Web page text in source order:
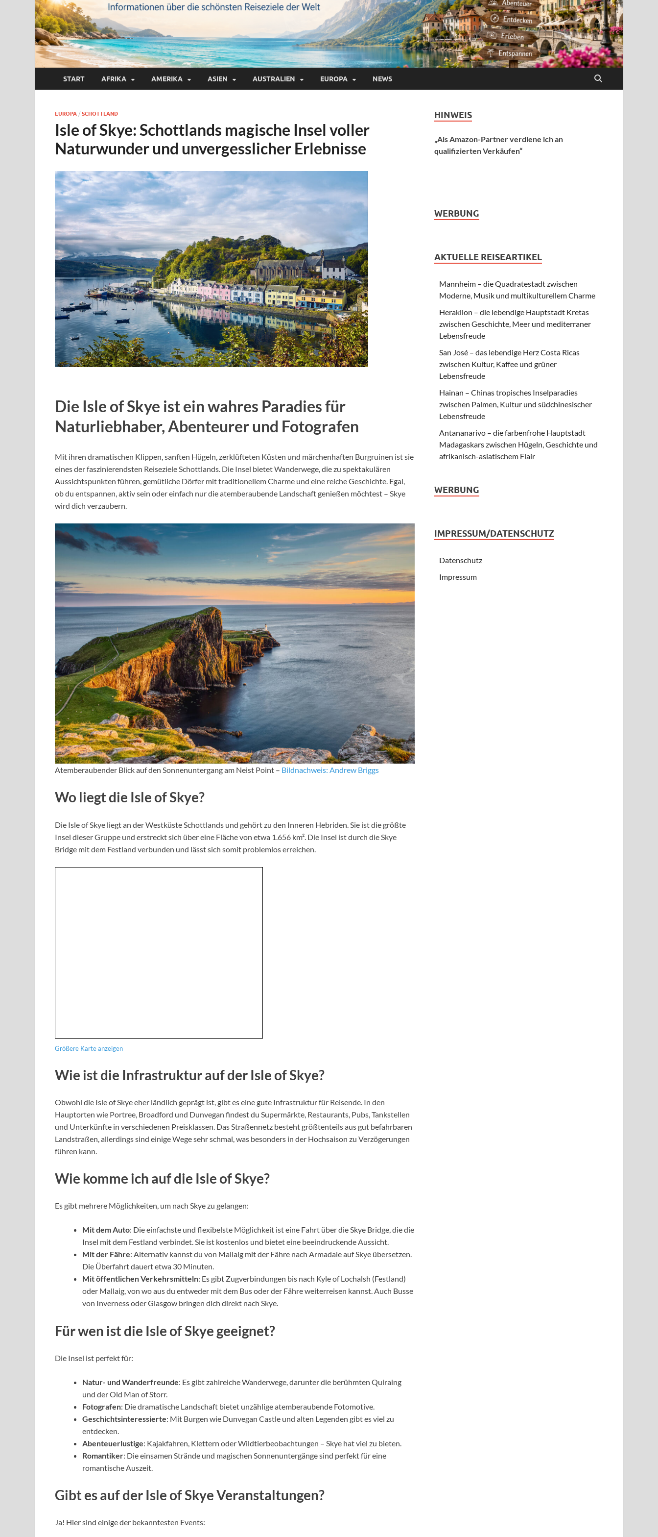
START AFRIKA AMERIKA ASIEN AUSTRALIEN EUROPA NEWS
EUROPA / SCHOTTLAND
Isle of Skye: Schottlands magische Insel voller
Naturwunder und unvergesslicher Erlebnisse
Die Isle of Skye ist ein wahres Paradies für
Naturliebhaber, Abenteurer und Fotografen
Mit ihren dramatischen Klippen, sanften Hügeln, zerklüfteten Küsten und märchenhaften Burgruinen ist sie
eines der faszinierendsten Reiseziele Schottlands. Die Insel bietet Wanderwege, die zu spektakulären
Aussichtspunkten führen, gemütliche Dörfer mit traditionellem Charme und eine reiche Geschichte. Egal,
ob du entspannen, aktiv sein oder einfach nur die atemberaubende Landschaft genießen möchtest – Skye
wird dich verzaubern.
Atemberaubender Blick auf den Sonnenuntergang am Neist Point – Bildnachweis: Andrew Briggs
Wo liegt die Isle of Skye?
Die Isle of Skye liegt an der Westküste Schottlands und gehört zu den Inneren Hebriden. Sie ist die größte
Insel dieser Gruppe und erstreckt sich über eine Fläche von etwa 1.656 km². Die Insel ist durch die Skye
Bridge mit dem Festland verbunden und lässt sich somit problemlos erreichen.
Größere Karte anzeigen
Wie ist die Infrastruktur auf der Isle of Skye?
Obwohl die Isle of Skye eher ländlich geprägt ist, gibt es eine gute Infrastruktur für Reisende. In den
Hauptorten wie Portree, Broadford und Dunvegan findest du Supermärkte, Restaurants, Pubs, Tankstellen
und Unterkünfte in verschiedenen Preisklassen. Das Straßennetz besteht größtenteils aus gut befahrbaren
Landstraßen, allerdings sind einige Wege sehr schmal, was besonders in der Hochsaison zu Verzögerungen
führen kann.
Wie komme ich auf die Isle of Skye?
Es gibt mehrere Möglichkeiten, um nach Skye zu gelangen:
Mit dem Auto: Die einfachste und flexibelste Möglichkeit ist eine Fahrt über die Skye Bridge, die die
Insel mit dem Festland verbindet. Sie ist kostenlos und bietet eine beeindruckende Aussicht.
Mit der Fähre: Alternativ kannst du von Mallaig mit der Fähre nach Armadale auf Skye übersetzen.
Die Überfahrt dauert etwa 30 Minuten.
Mit öffentlichen Verkehrsmitteln: Es gibt Zugverbindungen bis nach Kyle of Lochalsh (Festland)
oder Mallaig, von wo aus du entweder mit dem Bus oder der Fähre weiterreisen kannst. Auch Busse
von Inverness oder Glasgow bringen dich direkt nach Skye.
Für wen ist die Isle of Skye geeignet?
Die Insel ist perfekt für:
Natur- und Wanderfreunde: Es gibt zahlreiche Wanderwege, darunter die berühmten Quiraing
und der Old Man of Storr.
Fotografen: Die dramatische Landschaft bietet unzählige atemberaubende Fotomotive.
Geschichtsinteressierte: Mit Burgen wie Dunvegan Castle und alten Legenden gibt es viel zu
entdecken.
Abenteuerlustige: Kajakfahren, Klettern oder Wildtierbeobachtungen – Skye hat viel zu bieten.
Romantiker: Die einsamen Strände und magischen Sonnenuntergänge sind perfekt für eine
romantische Auszeit.
Gibt es auf der Isle of Skye Veranstaltungen?
Ja! Hier sind einige der bekanntesten Events:
HINWEIS
„Als Amazon-Partner verdiene ich an
qualifizierten Verkäufen“
WERBUNG
AKTUELLE REISEARTIKEL
Mannheim – die Quadratestadt zwischen
Moderne, Musik und multikulturellem Charme
Heraklion – die lebendige Hauptstadt Kretas
zwischen Geschichte, Meer und mediterraner
Lebensfreude
San José – das lebendige Herz Costa Ricas
zwischen Kultur, Kaffee und grüner
Lebensfreude
Hainan – Chinas tropisches Inselparadies
zwischen Palmen, Kultur und südchinesischer
Lebensfreude
Antananarivo – die farbenfrohe Hauptstadt
Madagaskars zwischen Hügeln, Geschichte und
afrikanisch-asiatischem Flair
WERBUNG
IMPRESSUM/DATENSCHUTZ
Datenschutz
Impressum